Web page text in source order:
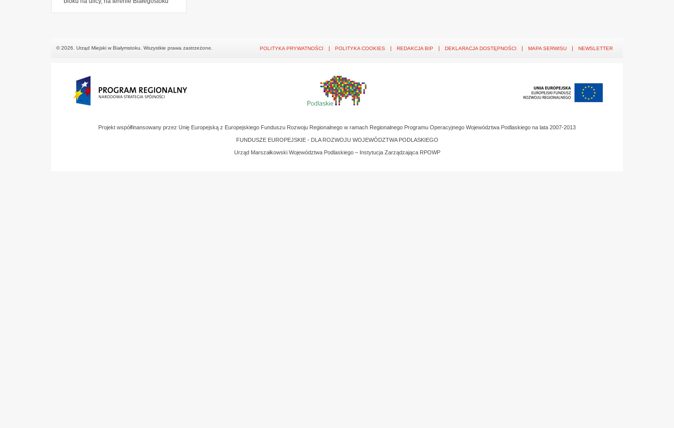
© 2026. Urząd Miejski w Białymstoku. Wszystkie prawa zastrzeżone. POLITYKA PRYWATNOŚCI POLITYKA COOKIES REDAKCJA BIP DEKLARACJA DOSTĘPNOŚCI MAPA SERWISU NEWSLETTER
Projekt współfinansowany przez Unię Europejską z Europejskiego Funduszu Rozwoju Regionalnego w ramach Regionalnego Programu Operacyjnego Województwa Podlaskiego na lata 2007-2013
FUNDUSZE EUROPEJSKIE - DLA ROZWOJU WOJEWÓDZTWA PODLASKIEGO
Urząd Marszałkowski Województwa Podlaskiego – Instytucja Zarządzająca RPOWP